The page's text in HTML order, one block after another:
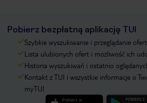
Pobierz bezpłatną aplikację TUI
Szybkie wyszukiwanie i przeglądanie ofert
Lista ulubionych ofert i możliwość ich
Historia wyszukiwań i ostatnio
Kontakt z TUI i wszystkie informacje o
myTUI